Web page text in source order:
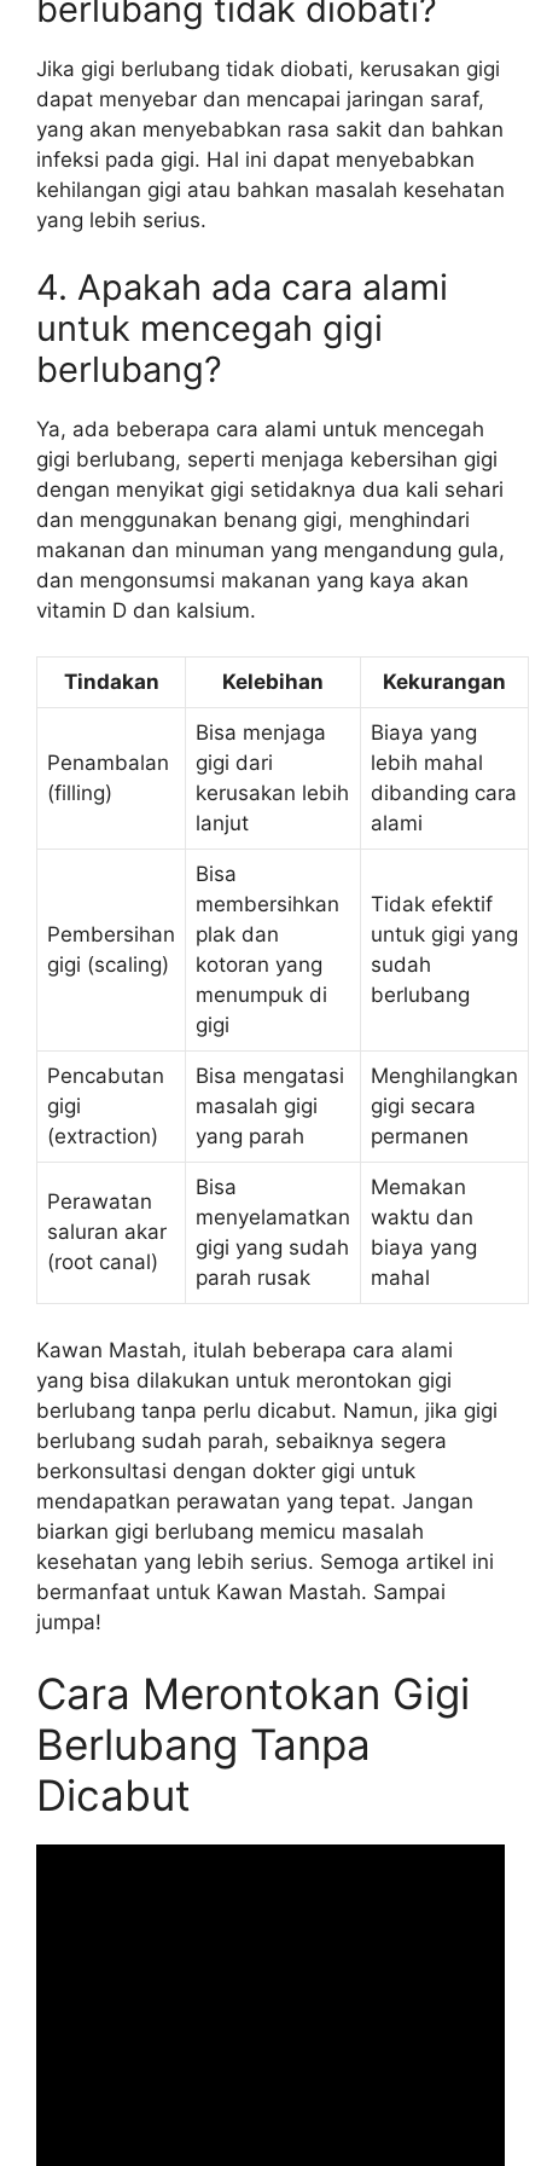
berlubang tidak diobati?
Jika gigi berlubang tidak diobati, kerusakan gigi
dapat menyebar dan mencapai jaringan saraf,
yang akan menyebabkan rasa sakit dan bahkan
infeksi pada gigi. Hal ini dapat menyebabkan
kehilangan gigi atau bahkan masalah kesehatan
yang lebih serius.
4. Apakah ada cara alami
untuk mencegah gigi
berlubang?
Ya, ada beberapa cara alami untuk mencegah
gigi berlubang, seperti menjaga kebersihan gigi
dengan menyikat gigi setidaknya dua kali sehari
dan menggunakan benang gigi, menghindari
makanan dan minuman yang mengandung gula,
dan mengonsumsi makanan yang kaya akan
vitamin D dan kalsium.
Tindakan Kelebihan Kekurangan
Penambalan
(filling)
Bisa menjaga
gigi dari
kerusakan lebih
lanjut
Biaya yang
lebih mahal
dibanding cara
alami
Pembersihan
gigi (scaling)
Bisa
membersihkan
plak dan
kotoran yang
menumpuk di
gigi
Tidak efektif
untuk gigi yang
sudah
berlubang
Pencabutan
gigi
(extraction)
Bisa mengatasi
masalah gigi
yang parah
Menghilangkan
gigi secara
permanen
Perawatan
saluran akar
(root canal)
Bisa
menyelamatkan
gigi yang sudah
parah rusak
Memakan
waktu dan
biaya yang
mahal
Kawan Mastah, itulah beberapa cara alami
yang bisa dilakukan untuk merontokan gigi
berlubang tanpa perlu dicabut. Namun, jika gigi
berlubang sudah parah, sebaiknya segera
berkonsultasi dengan dokter gigi untuk
mendapatkan perawatan yang tepat. Jangan
biarkan gigi berlubang memicu masalah
kesehatan yang lebih serius. Semoga artikel ini
bermanfaat untuk Kawan Mastah. Sampai
jumpa!
Cara Merontokan Gigi
Berlubang Tanpa
Dicabut